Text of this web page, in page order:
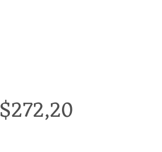
$272,20